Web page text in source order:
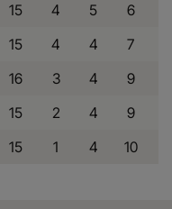
15 4 5 6
15 4 4 7
16 3 4 9
15 2 4 9
15 1 4 10